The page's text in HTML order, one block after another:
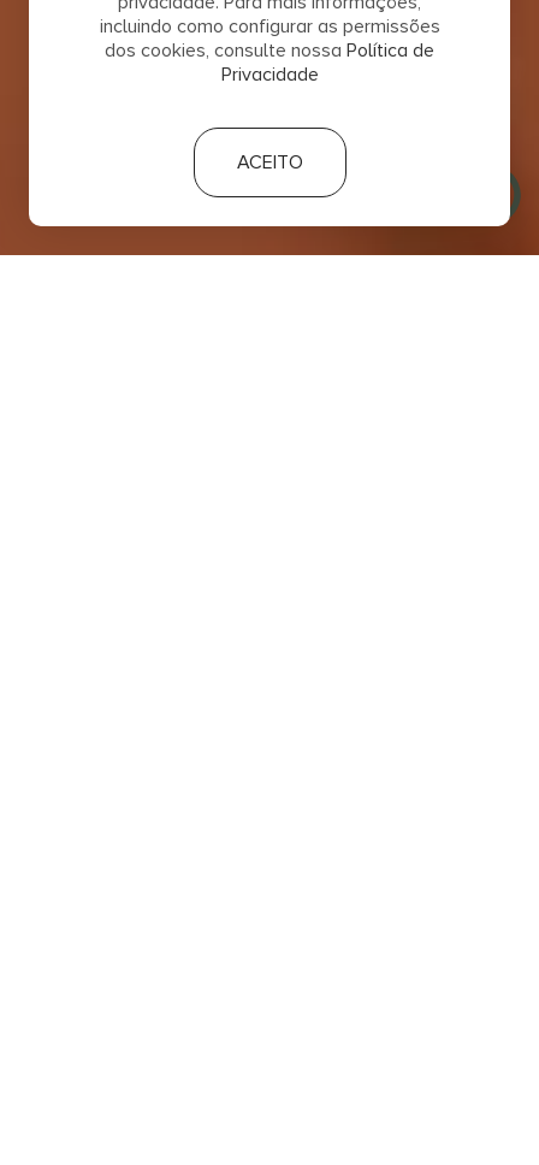
incluindo como configurar as permissões
dos cookies, consulte nossa Política de
Privacidade
ACEITO